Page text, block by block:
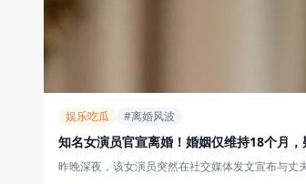
娱乐吃瓜 #离婚风波
知名女演员官宣离婚！婚姻仅维持18个月
昨晚深夜，该女演员突然在社交媒体发文宣布与